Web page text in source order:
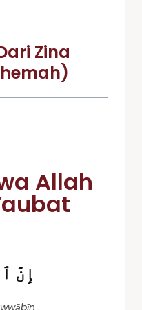
Zina
Allah
إِنَّ